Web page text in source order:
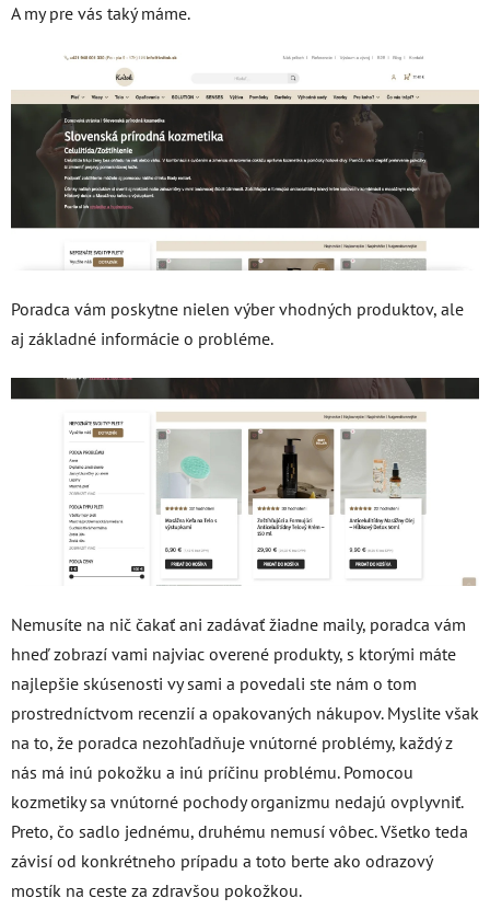
A my pre vás taký máme.
Poradca vám poskytne nielen výber vhodných produktov, ale
aj základné informácie o probléme.
Nemusíte na nič čakať ani zadávať žiadne maily, poradca vám
hneď zobrazí vami najviac overené produkty, s ktorými máte
najlepšie skúsenosti vy sami a povedali ste nám o tom
prostredníctvom recenzií a opakovaných nákupov. Myslite však
na to, že poradca nezohľadňuje vnútorné problémy, každý z
nás má inú pokožku a inú príčinu problému. Pomocou
kozmetiky sa vnútorné pochody organizmu nedajú ovplyvniť.
Preto, čo sadlo jednému, druhému nemusí vôbec. Všetko teda
závisí od konkrétneho prípadu a toto berte ako odrazový
mostík na ceste za zdravšou pokožkou.